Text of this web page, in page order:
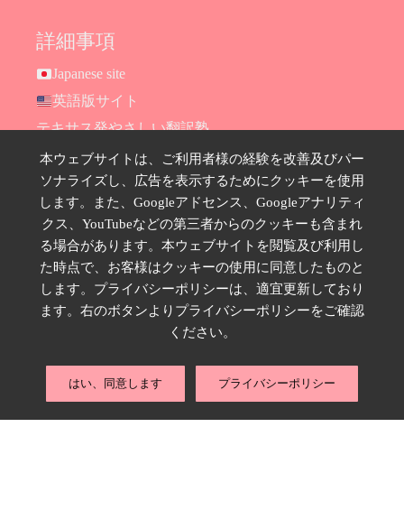
詳細事項
Japanese site
英語版サイト
テキサス発やさしい翻訳塾
Hana Ransom Shop
Site map
お問い合わせ
プライバシーポリシー
特定商取引法に基づく表示
SNSのフォローはこちら
本ウェブサイトは、ご利用者様の経験を改善及びパー
ソナライズし、広告を表示するためにクッキーを使用
します。また、Googleアドセンス、Googleアナリティ
クス、YouTubeなどの第三者からのクッキーも含まれ
る場合があります。本ウェブサイトを閲覧及び利用し
た時点で、お客様はクッキーの使用に同意したものと
します。プライバシーポリシーは、適宜更新しており
ます。右のボタンよりプライバシーポリシーをご確認
ください。
はい、同意します プライバシーポリシー